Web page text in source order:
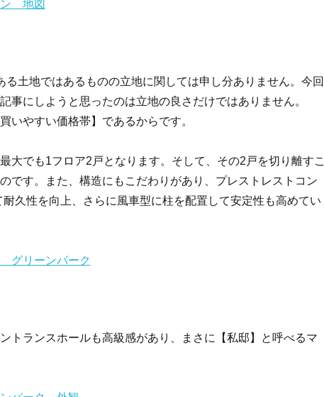
土地ではあるものの立地に関しては申し分ありません。今回
事にしようと思ったのは立地の良さだけではありません。
いやすい価格帯】であるからです。
大でも1フロア2戸となります。そして、その2戸を切り離すこ
です。また、構造にもこだわりがあり、プレストレストコン
久性を向上、さらに風車型に柱を配置して安定性も高めてい
トランスホールも高級感があり、まさに【私邸】と呼べるマ